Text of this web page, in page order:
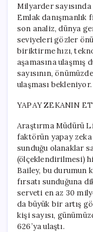
Milyarder
Emlak danışmanlık
son analiz, dünya
seviyeleri gözler
biriktirme hızı,
aşamasına ulaşmış
sayısının,
ulaşması bekleniyor.
YAPAY ZEKANIN
Araştırma Müdürü
faktörün yapay
sunduğu olanaklar
(ölçeklendirilmesi)
Bailey, bu durumun
fırsatı sunduğuna
serveti en az 30
da büyük bir artış
kişi sayısı,
626’ya ulaştı.